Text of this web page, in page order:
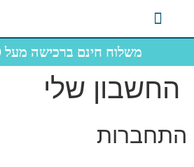
משלוח חינם ברכישה מעל 199 ש"ח !!!
החשבון שלי
התחברות